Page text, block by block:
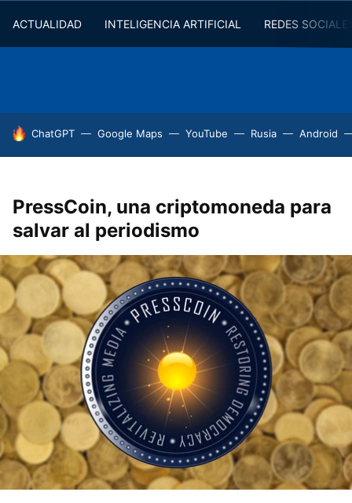
ACTUALIDAD INTELIGENCIA ARTIFICIAL REDES
HOY SE HABLA DE
ChatGPT Google Maps YouTube Rusia Android
PressCoin, una criptomoneda para
salvar al periodismo